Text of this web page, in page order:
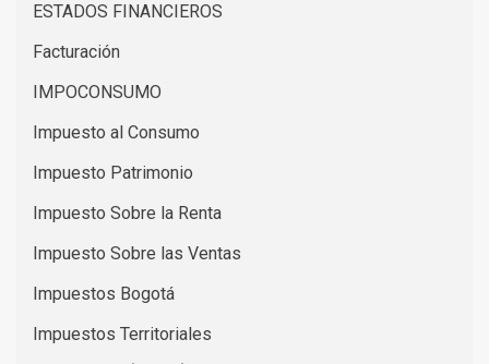
ESTADOS FINANCIEROS
Facturación
IMPOCONSUMO
Impuesto al Consumo
Impuesto Patrimonio
Impuesto Sobre la Renta
Impuesto Sobre las Ventas
Impuestos Bogotá
Impuestos Territoriales